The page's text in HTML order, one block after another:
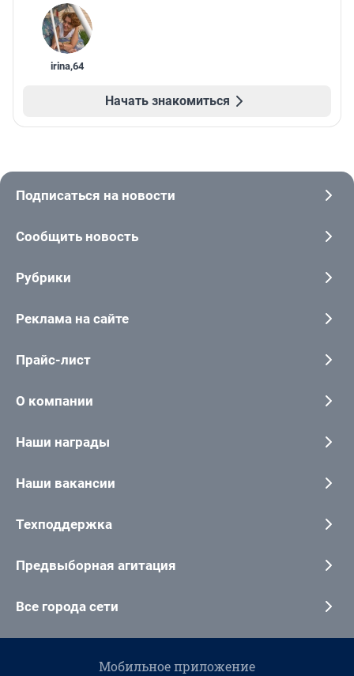
irina,64
Начать знакомиться
Подписаться на новости
Сообщить новость
Рубрики
Реклама на сайте
Прайс-лист
О компании
Наши награды
Наши вакансии
Техподдержка
Предвыборная агитация
Все города сети
Мобильное приложение